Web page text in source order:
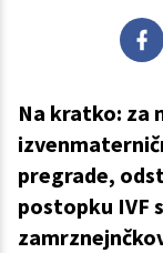
Na kratko: za
pregrade,
postopku IVF